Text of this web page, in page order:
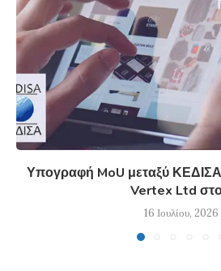
Υπογραφή MoU μεταξύ
Vertex Ltd
16 Ιουλίου, 2026